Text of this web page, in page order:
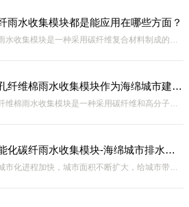
雨水收集模块都是能应用在哪些方面？
柳河县碳纤雨水收集模块是一种采用碳纤维复合材料制成的雨水收集装置，具有*、环保、可持续等诸多优点。这种模块的设计独特，结构轻巧且强度高，耐腐蚀，能够在各种环境条件下稳定运行。其广泛的应用领域不仅体现在城市规
柳河县多孔纤维棉雨水收集模块作为海绵城市建设中的一种创新材料
柳河县多孔纤维棉雨水收集模块是一种采用碳纤维和高分子材料复合而成的新型材料。它拥有高度多孔的结构，能够有效吸收和储存雨水，同时利用其独特的导流设计，将雨水迅速排出，有效防止城市内涝的发生。此外，该材料还具有
柳河县智能化碳纤雨水收集模块-海绵城市排水蓄水系统的优选项
柳河县随着城市化进程加快，城市面积不断扩大，给城市带来的问题也随之增加。其中之一就是水资源的短缺。雨水收集是一种解决城市水资源短缺的有效途径。在雨水收集技术中，智能化碳纤雨水收集模块的出现，为解决城市水资源